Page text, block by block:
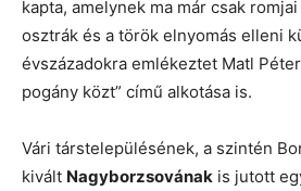
kapta, amelynek ma már csak
osztrák és a török elnyomás elleni
évszázadokra emlékeztet Matl
pogány közt” című alkotása is.
Vári társtelepülésének, a szintén
kivált Nagyborzsovának is jutott